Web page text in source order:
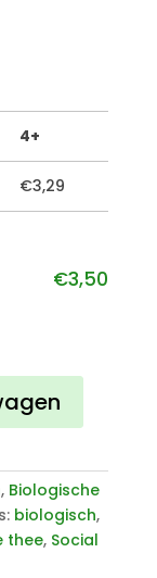
4+
€3,29
€3,50
, Biologische
biologisch,
thee, Social